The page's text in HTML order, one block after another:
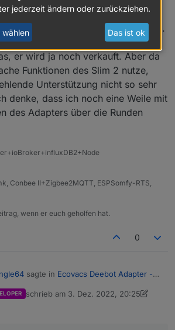
melden.
Slim 2
M88
500
600/601/605
Deebot 710/711
900/901
Deebot OZMO 610
OZMO 900/905
Deebot OZMO 930
OZMO Slim 10/11
(ebenfalls keine Garantie auf
OZMO 920
OZMO 950
Deebot N8 Serie
T8 Serie
Deebot T9 Serie
T10 Serie
Deebot X1 Serie
mop station
950 und einen Slim 2 und hatte
durch einen Slim 10 zu ersetzen.
schon zum "alten Eisen" gehört,
er wird ja noch verkauft. Aber da
Funktionen des Slim 2 nutze,
Unterstützung nicht so sehr
denke, dass ich noch eine Weile mit
des Adapters über die Runden
Conbee II+Zigbee2MQTT, ESPSomfy-RTS,
wenn er euch geholfen hat.
0
sagte in Ecovacs Deebot Adapter -
schrieb am 3. Dez. 2022, 20:25
zuletzt editiert von mrbungle6412. März
jederzeit ändern oder zurückziehen.
wählen Das ist ok